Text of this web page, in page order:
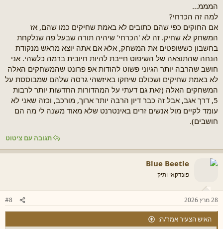
המממ...
למה זה הכרחי?
אם החוקים כפי שהם כתובים לא באמת שחיקים כמו שהם, אז
המשחק לא שחיק. זה לא 'הכרחי' שיהיה תורה שבעל פה שנלקחת
בחשבון כששופטים את המשחק, אלא אם אתה יוצא מראש מנקודת
הנחה שהתוצאה של השיפוט חייבת להיות חיובית ברמה כלשהי. אני
חושב שהרבה יותר הגיוני פשוט להודות אפ פרונט שהמשחקים האלה
לא באמת שחיקים ושכולם שיחקו באיזשהי גרסה שלהם שמבוססת על
המשחקים האלה (זאת גם דעתי על המהדורות החדשות יותר לרבות
5, דרך אגב, אבל זה כבר דיון הרבה יותר ארוך, מורכב, וכזה שאני לא
עומד לקיים מול אנשים זרים באינטרנט שלא מאוד משנה לי מה הם
חושבים).
תגובה עם ציטוט
Blue Beetle
פונדקאי ותיק
28 מרץ 2026 #8
האיש הצעיר אמר/ה: